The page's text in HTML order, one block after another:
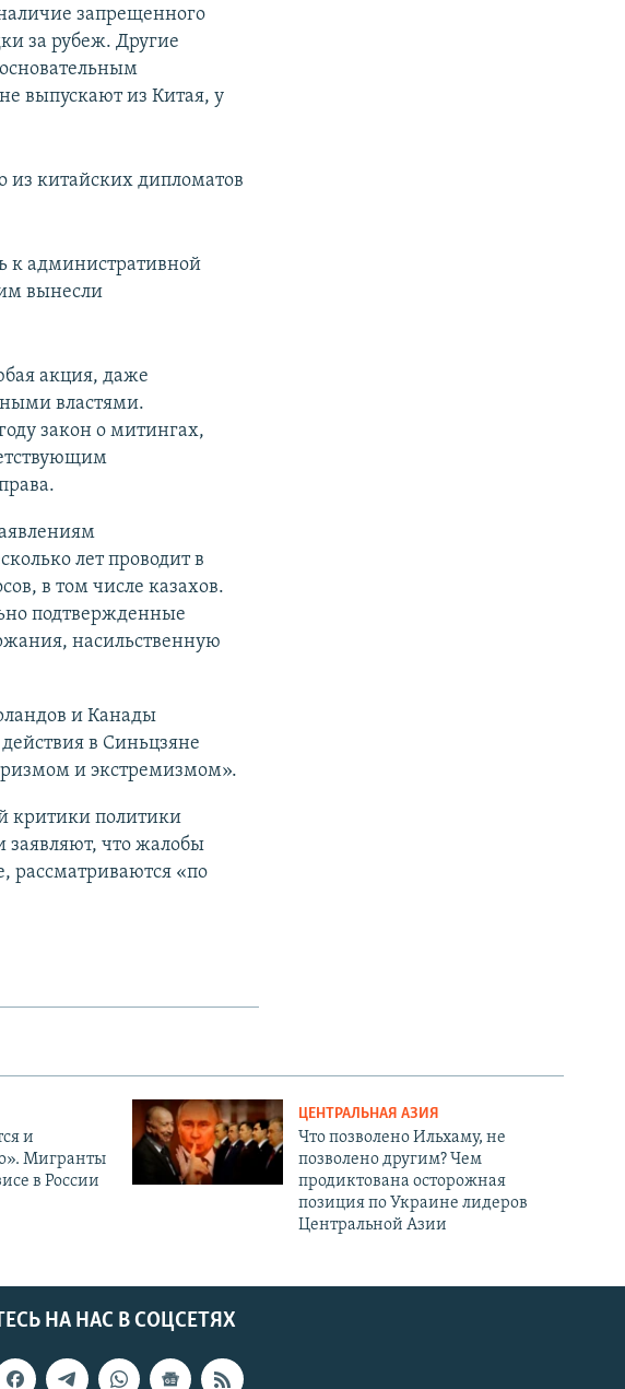
запрещенного
за рубеж. Другие
выпускают из Китая, у
из китайских дипломатов
к административной
вынесли
акция, даже
властями.
закон о митингах,
лет проводит в
в том числе казахов.
подтвержденные
насильственную
и Канады
в Синьцзяне
и экстремизмом».
критики политики
заявляют, что жалобы
рассматриваются «по
и
Мигранты
в России
ЦЕНТРАЛЬНАЯ АЗИЯ
Что позволено Ильхаму, не
позволено другим? Чем
продиктована осторожная
позиция по Украине лидеров
Центральной Азии
НА НАС В СОЦСЕТЯХ